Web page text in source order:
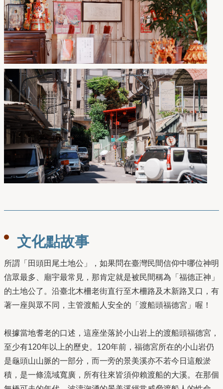
文化點故事
所謂「田頭田尾土地公」，如果問在臺灣民間信仰中哪位神明
信眾最多、廟宇最常見，那肯定就是被民間稱為「福德正神」
的土地公了。沿臺北木柵老街直行至木柵路及木新路叉口，有
著一座與眾不同，主管渡船人安全的「渡船頭福德宮」喔！
根據當地耆老的口述，這座坐落於小山岩上的渡船頭福德宮，
至少有120年以上的歷史。120年前，福德宮所在的小山岩仍
是龜頭山山脈的一部分，而一旁的景美溪亦不若今日這般淤
積，是一條流域寬廣，所有往來皆須仰賴渡船的大溪。在那個